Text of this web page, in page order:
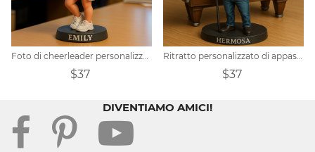
Foto di cheerleader personalizzata
$37
Ritratto personalizzato di appassionati di biliardo con varie decorazioni
$37
DIVENTIAMO AMICI!